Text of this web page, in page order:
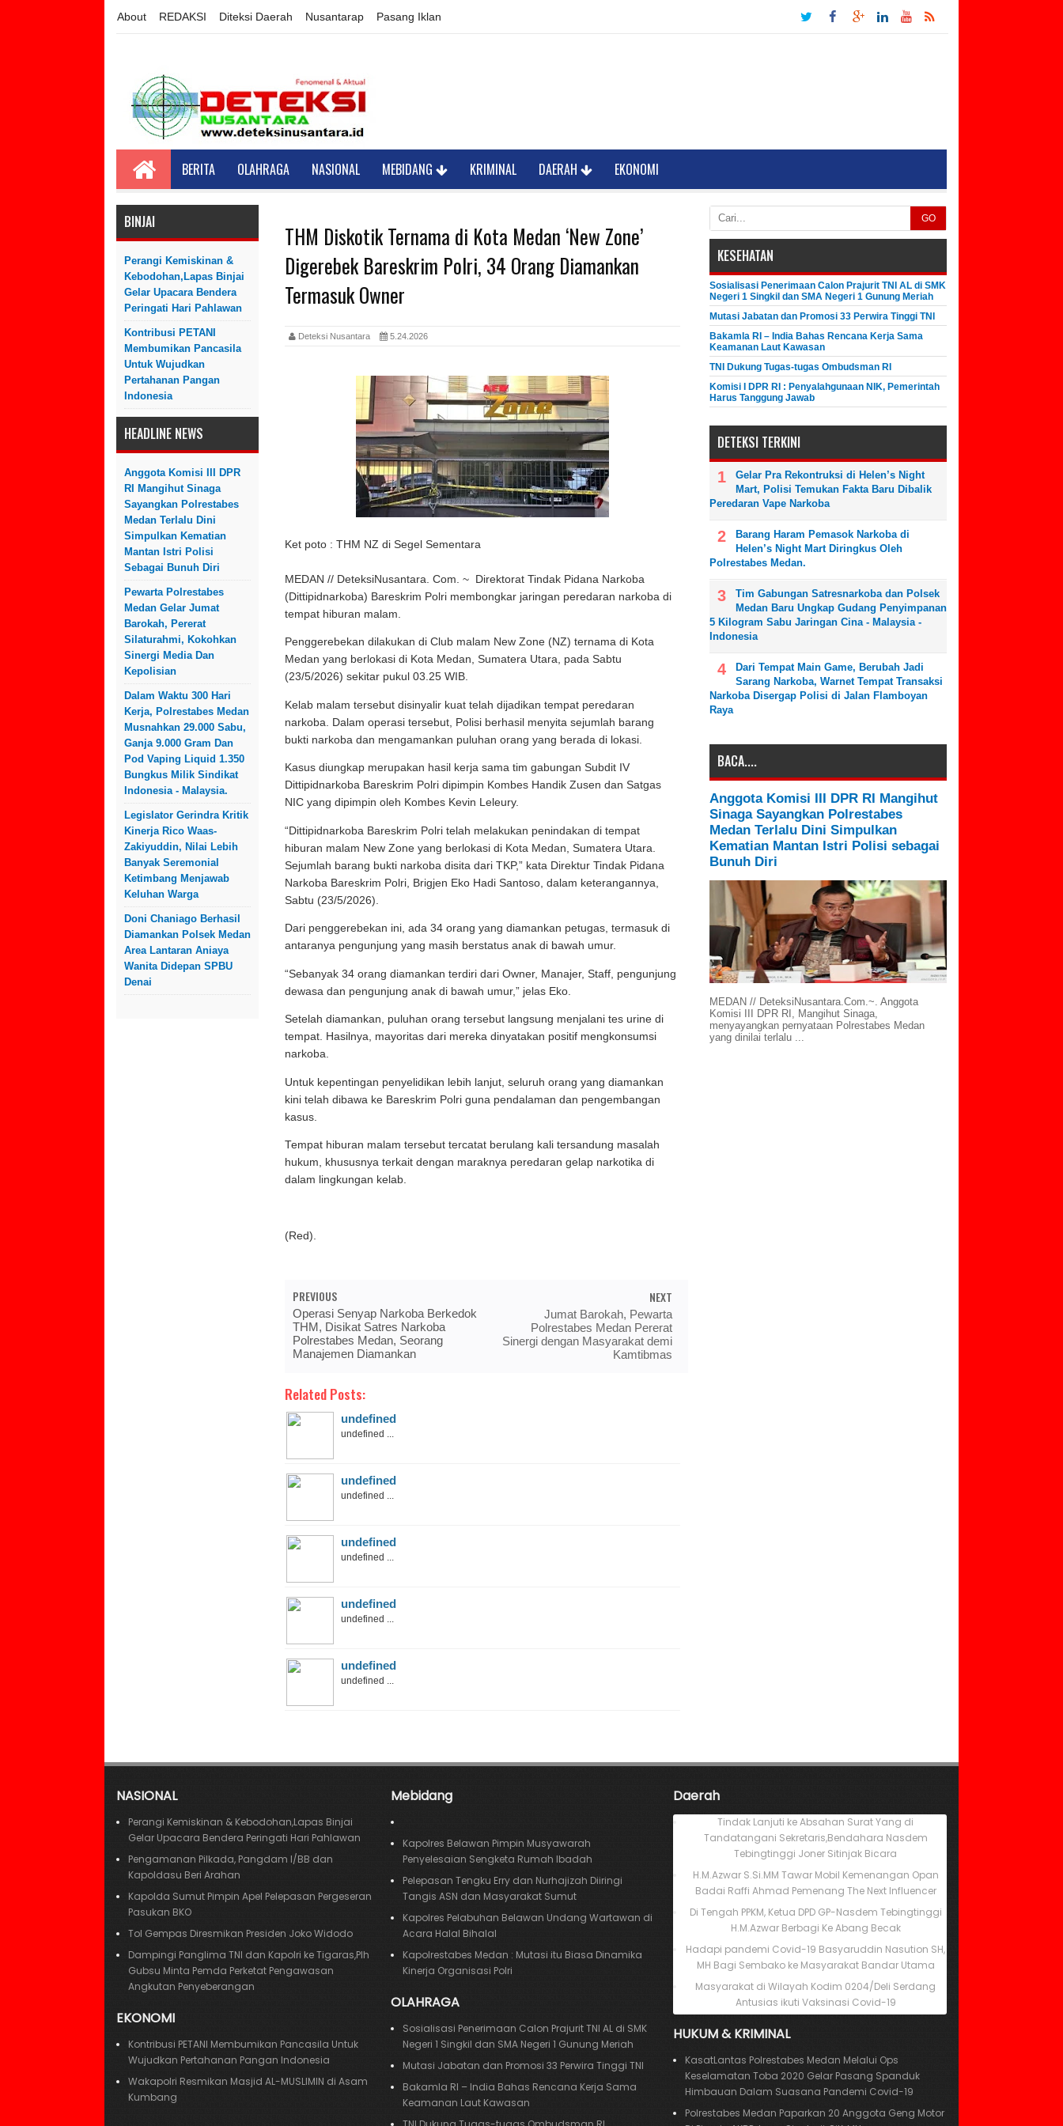
About REDAKSI Diteksi Daerah Nusantarap Pasang Iklan
BERITA OLAHRAGA NASIONAL MEBIDANG KRIMINAL DAERAH EKONOMI
BINJAI
Perangi Kemiskinan &
Kebodohan,Lapas Binjai
Gelar Upacara Bendera
Peringati Hari Pahlawan
Kontribusi PETANI
Membumikan Pancasila
Untuk Wujudkan
Pertahanan Pangan
Indonesia
HEADLINE NEWS
Anggota Komisi III DPR
RI Mangihut Sinaga
Sayangkan Polrestabes
Medan Terlalu Dini
Simpulkan Kematian
Mantan Istri Polisi
Sebagai Bunuh Diri
Pewarta Polrestabes
Medan Gelar Jumat
Barokah, Pererat
Silaturahmi, Kokohkan
Sinergi Media Dan
Kepolisian
Dalam Waktu 300 Hari
Kerja, Polrestabes Medan
Musnahkan 29.000 Sabu,
Ganja 9.000 Gram Dan
Pod Vaping Liquid 1.350
Bungkus Milik Sindikat
Indonesia - Malaysia.
Legislator Gerindra Kritik
Kinerja Rico Waas-
Zakiyuddin, Nilai Lebih
Banyak Seremonial
Ketimbang Menjawab
Keluhan Warga
Doni Chaniago Berhasil
Diamankan Polsek Medan
Area Lantaran Aniaya
Wanita Didepan SPBU
Denai
THM Diskotik Ternama di Kota Medan ‘New Zone’
Digerebek Bareskrim Polri, 34 Orang Diamankan
Termasuk Owner
Deteksi Nusantara 5.24.2026
Ket poto : THM NZ di Segel Sementara
MEDAN // DeteksiNusantara. Com. ~ Direktorat Tindak Pidana Narkoba
(Dittipidnarkoba) Bareskrim Polri membongkar jaringan peredaran narkoba di
tempat hiburan malam.
Penggerebekan dilakukan di Club malam New Zone (NZ) ternama di Kota
Medan yang berlokasi di Kota Medan, Sumatera Utara, pada Sabtu
(23/5/2026) sekitar pukul 03.25 WIB.
Kelab malam tersebut disinyalir kuat telah dijadikan tempat peredaran
narkoba. Dalam operasi tersebut, Polisi berhasil menyita sejumlah barang
bukti narkoba dan mengamankan puluhan orang yang berada di lokasi.
Kasus diungkap merupakan hasil kerja sama tim gabungan Subdit IV
Dittipidnarkoba Bareskrim Polri dipimpin Kombes Handik Zusen dan Satgas
NIC yang dipimpin oleh Kombes Kevin Leleury.
“Dittipidnarkoba Bareskrim Polri telah melakukan penindakan di tempat
hiburan malam New Zone yang berlokasi di Kota Medan, Sumatera Utara.
Sejumlah barang bukti narkoba disita dari TKP,” kata Direktur Tindak Pidana
Narkoba Bareskrim Polri, Brigjen Eko Hadi Santoso, dalam keterangannya,
Sabtu (23/5/2026).
Dari penggerebekan ini, ada 34 orang yang diamankan petugas, termasuk di
antaranya pengunjung yang masih berstatus anak di bawah umur.
“Sebanyak 34 orang diamankan terdiri dari Owner, Manajer, Staff, pengunjung
dewasa dan pengunjung anak di bawah umur,” jelas Eko.
Setelah diamankan, puluhan orang tersebut langsung menjalani tes urine di
tempat. Hasilnya, mayoritas dari mereka dinyatakan positif mengkonsumsi
narkoba.
Untuk kepentingan penyelidikan lebih lanjut, seluruh orang yang diamankan
kini telah dibawa ke Bareskrim Polri guna pendalaman dan pengembangan
kasus.
Tempat hiburan malam tersebut tercatat berulang kali tersandung masalah
hukum, khususnya terkait dengan maraknya peredaran gelap narkotika di
dalam lingkungan kelab.
(Red).
PREVIOUS
Operasi Senyap Narkoba Berkedok
THM, Disikat Satres Narkoba
Polrestabes Medan, Seorang
Manajemen Diamankan
NEXT
Jumat Barokah, Pewarta
Polrestabes Medan Pererat
Sinergi dengan Masyarakat demi
Kamtibmas
Related Posts:
undefined
undefined ...
undefined
undefined ...
undefined
undefined ...
undefined
undefined ...
undefined
undefined ...
GO
KESEHATAN
Sosialisasi Penerimaan Calon Prajurit TNI AL di SMK
Negeri 1 Singkil dan SMA Negeri 1 Gunung Meriah
Mutasi Jabatan dan Promosi 33 Perwira Tinggi TNI
Bakamla RI – India Bahas Rencana Kerja Sama
Keamanan Laut Kawasan
TNI Dukung Tugas-tugas Ombudsman RI
Komisi I DPR RI : Penyalahgunaan NIK, Pemerintah
Harus Tanggung Jawab
DETEKSI TERKINI
Gelar Pra Rekontruksi di Helen’s Night
Mart, Polisi Temukan Fakta Baru Dibalik
Peredaran Vape Narkoba
Barang Haram Pemasok Narkoba di
Helen’s Night Mart Diringkus Oleh
Polrestabes Medan.
Tim Gabungan Satresnarkoba dan Polsek
Medan Baru Ungkap Gudang Penyimpanan
5 Kilogram Sabu Jaringan Cina - Malaysia -
Indonesia
Dari Tempat Main Game, Berubah Jadi
Sarang Narkoba, Warnet Tempat Transaksi
Narkoba Disergap Polisi di Jalan Flamboyan
Raya
BACA....
Anggota Komisi III DPR RI Mangihut
Sinaga Sayangkan Polrestabes
Medan Terlalu Dini Simpulkan
Kematian Mantan Istri Polisi sebagai
Bunuh Diri
MEDAN // DeteksiNusantara.Com.~. Anggota
Komisi III DPR RI, Mangihut Sinaga,
menyayangkan pernyataan Polrestabes Medan
yang dinilai terlalu ...
NASIONAL
Perangi Kemiskinan & Kebodohan,Lapas Binjai
Gelar Upacara Bendera Peringati Hari Pahlawan
Pengamanan Pilkada, Pangdam I/BB dan
Kapoldasu Beri Arahan
Kapolda Sumut Pimpin Apel Pelepasan Pergeseran
Pasukan BKO
Tol Gempas Diresmikan Presiden Joko Widodo
Dampingi Panglima TNI dan Kapolri ke Tigaras,Plh
Gubsu Minta Pemda Perketat Pengawasan
Angkutan Penyeberangan
EKONOMI
Kontribusi PETANI Membumikan Pancasila Untuk
Wujudkan Pertahanan Pangan Indonesia
Wakapolri Resmikan Masjid AL-MUSLIMIN di Asam
Kumbang
Mebidang
Kapolres Belawan Pimpin Musyawarah
Penyelesaian Sengketa Rumah Ibadah
Pelepasan Tengku Erry dan Nurhajizah Diiringi
Tangis ASN dan Masyarakat Sumut
Kapolres Pelabuhan Belawan Undang Wartawan di
Acara Halal Bihalal
Kapolrestabes Medan : Mutasi itu Biasa Dinamika
Kinerja Organisasi Polri
OLAHRAGA
Sosialisasi Penerimaan Calon Prajurit TNI AL di SMK
Negeri 1 Singkil dan SMA Negeri 1 Gunung Meriah
Mutasi Jabatan dan Promosi 33 Perwira Tinggi TNI
Bakamla RI – India Bahas Rencana Kerja Sama
Keamanan Laut Kawasan
Daerah
Tindak Lanjuti ke Absahan Surat Yang di
Tandatangani Sekretaris,Bendahara Nasdem
Tebingtinggi Joner Sitinjak Bicara
H.M.Azwar S.Si.MM Tawar Mobil Kemenangan Opan
Badai Raffi Ahmad Pemenang The Next Influencer
Di Tengah PPKM, Ketua DPD GP-Nasdem Tebingtinggi
H.M.Azwar Berbagi Ke Abang Becak
Hadapi pandemi Covid-19 Basyaruddin Nasution SH,
MH Bagi Sembako ke Masyarakat Bandar Utama
Masyarakat di Wilayah Kodim 0204/Deli Serdang
Antusias ikuti Vaksinasi Covid-19
HUKUM & KRIMINAL
KasatLantas Polrestabes Medan Melalui Ops
Keselamatan Toba 2020 Gelar Pasang Spanduk
Himbauan Dalam Suasana Pandemi Covid-19
Polrestabes Medan Paparkan 20 Anggota Geng Motor